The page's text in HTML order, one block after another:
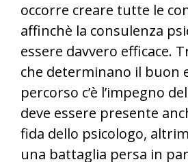
occorre creare tutte le
affinchè la consulenza
essere davvero efficace.
che determinano il buon
percorso c’è l’impegno
deve essere presente
fida dello psicologo,
una battaglia persa in